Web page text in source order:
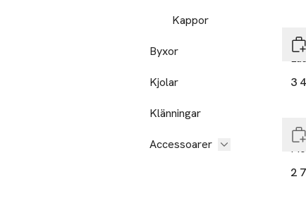
Kappor
Byxor
Kjolar
Klänningar
Accessoarer
3
2